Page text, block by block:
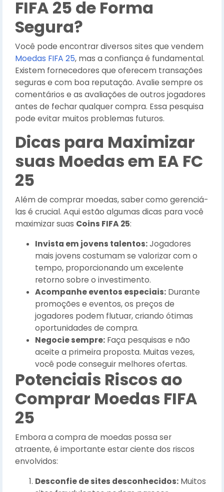
FIFA 25 de Forma
Segura?
Você pode encontrar diversos sites que vendem
Moedas FIFA 25, mas a confiança é fundamental.
Existem fornecedores que oferecem transações
seguras e com boa reputação. Avalie sempre os
comentários e as avaliações de outros jogadores
antes de fechar qualquer compra. Essa pesquisa
pode evitar muitos problemas futuros.
Dicas para Maximizar
suas Moedas em EA FC
25
Além de comprar moedas, saber como gerenciá-
las é crucial. Aqui estão algumas dicas para você
maximizar suas Coins FIFA 25:
Invista em jovens talentos:Jogadores
mais jovens costumam se valorizar com o
tempo, proporcionando um excelente
retorno sobre o investimento.
Acompanhe eventos especiais: Durante
promoções e eventos, os preços de
jogadores podem flutuar, criando ótimas
oportunidades de compra.
Negocie sempre: Faça pesquisas e não
aceite a primeira proposta. Muitas vezes,
você pode conseguir melhores ofertas.
Potenciais Riscos ao
Comprar Moedas FIFA
25
Embora a compra de moedas possa ser
atraente, é importante estar ciente dos riscos
envolvidos:
Desconfie de sites desconhecidos: Muitos